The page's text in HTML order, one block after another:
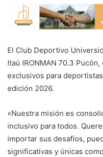
El Club Deportivo
Itaú IRONMAN 70.3
exclusivos para
edición 2026.
«Nuestra misión es
inclusivo para todos.
importar sus desafíos,
significativas y únicas